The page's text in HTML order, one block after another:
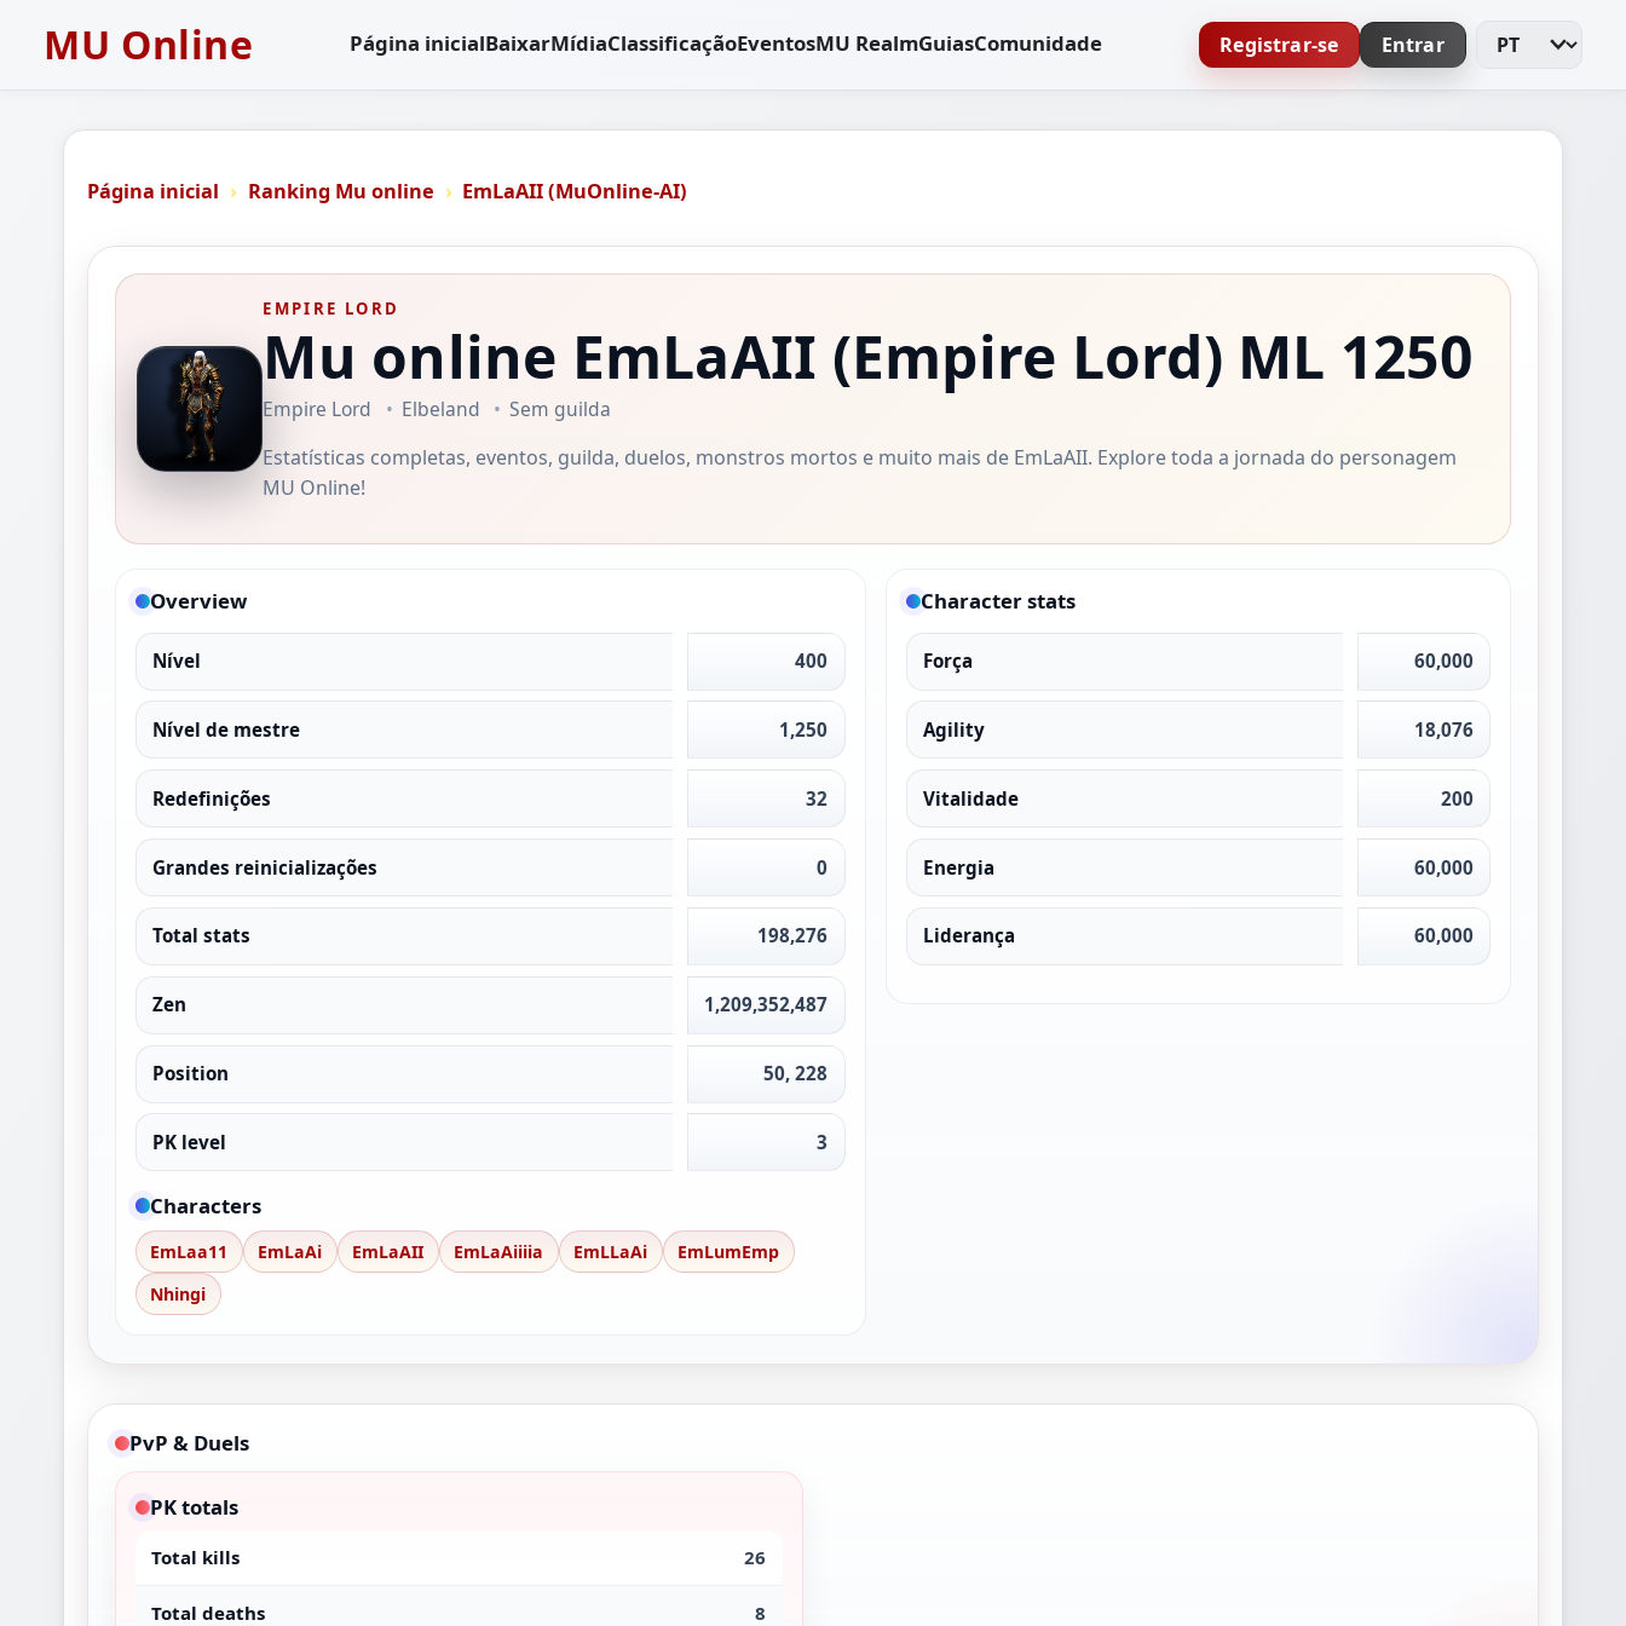
MU Online Página inicialBaixarMídiaClassificaçãoEventosMU RealmGuiasComunidade Registrar-se Entrar Alterar idioma
Página inicial Ranking Mu online EmLaAII (MuOnline-AI)
EMPIRE LORD
Mu online EmLaAII (Empire Lord) ML 1250
Empire Lord Elbeland
Sem guilda
Estatísticas completas, eventos, guilda, duelos, monstros mortos e muito mais de EmLaAII. Explore toda a jornada do personagem
MU Online!
Overview
Nível 400
Nível de mestre 1,250
Redefinições 32
Grandes reinicializações 0
Total stats 198,276
Zen 1,209,352,487
Position 50, 228
PK level 3
Characters
EmLaa11 EmLaAi EmLaAII EmLaAiiiia EmLLaAi
EmLumEmp
Nhingi
Character stats
Força 60,000
Agility 18,076
Vitalidade 200
Energia 60,000
Liderança 60,000
PvP & Duels
PK totals
Total kills 26
Total deaths 8